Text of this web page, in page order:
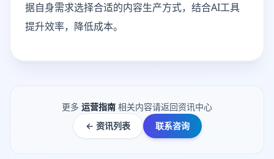
据自身需求选择合适的内容生产方式，结合AI工具
提升效率，降低成本。
更多 运营指南 相关内容请返回资讯中心
← 资讯列表
联系咨询